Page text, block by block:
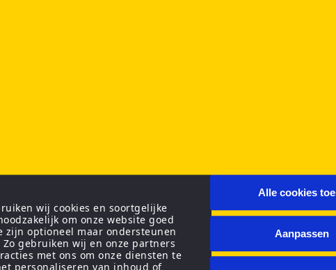
wij cookies en soortgelijke
om onze website goed
optioneel maar ondersteunen
gebruiken wij en onze partners
met ons om onze diensten te
personaliseren van inhoud of
Alle cookies
Aanpassen